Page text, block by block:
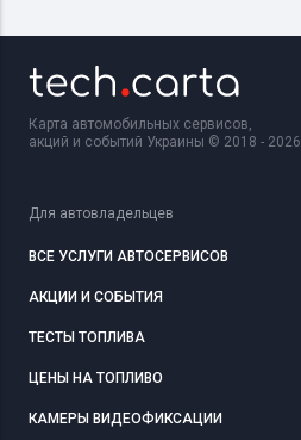
Карта автомобильных сервисов,
акций и событий Украины © 2018 - 2026
Для автовладельцев
ВСЕ УСЛУГИ АВТОСЕРВИСОВ
АКЦИИ И СОБЫТИЯ
ТЕСТЫ ТОПЛИВА
ЦЕНЫ НА ТОПЛИВО
КАМЕРЫ ВИДЕОФИКСАЦИИ